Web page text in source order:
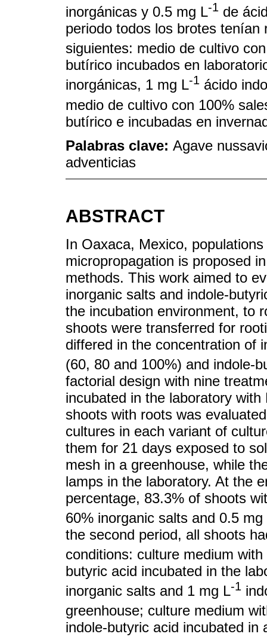
inorgánicas y 0.5 mg L-1 de
periodo todos los brotes
siguientes: medio de cultivo
butírico incubados en
inorgánicas, 1 mg L-1 ácido
medio de cultivo con 100%
butírico e incubadas en
Palabras clave: Agave
adventicias
ABSTRACT
In Oaxaca, Mexico,
micropropagation is proposed
methods. This work aimed to
inorganic salts and indole-
the incubation environment, to
shoots were transferred for
differed in the concentration of
(60, 80 and 100%) and indole-
factorial design with nine
incubated in the laboratory
shoots with roots was
cultures in each variant of
them for 21 days exposed to
mesh in a greenhouse, while
lamps in the laboratory. At the
percentage, 83.3% of shoots
60% inorganic salts and 0.5 mg
the second period, all shoots
conditions: culture medium
butyric acid incubated in the
inorganic salts and 1 mg L-1
greenhouse; culture medium
indole-butyric acid incubated in